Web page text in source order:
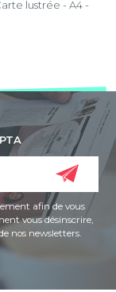
lustrée - A4 -
afin de vous
vous désinscrire,
nos newsletters.